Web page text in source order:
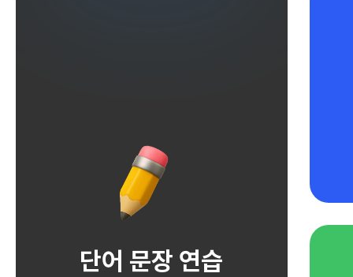
단어 문장 연습